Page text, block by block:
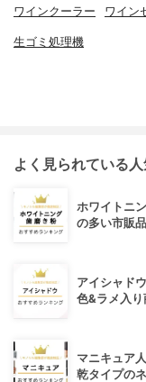
ワインクーラー ワイン
生ゴミ処理機
よく見られている
ホワイトニ
の多い市販
アイシャド
色&ラメ入り
マニキュア
乾タイプの